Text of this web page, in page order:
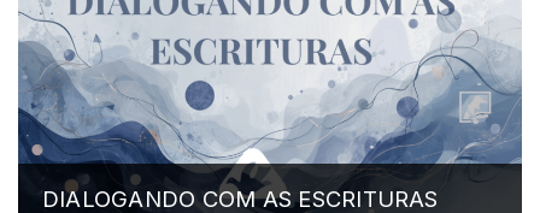
DIALOGANDO COM AS ESCRITURAS